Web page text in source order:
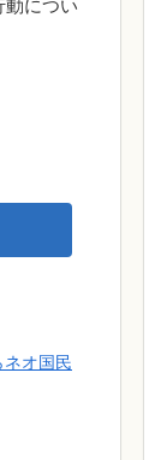
動につい
オ国民